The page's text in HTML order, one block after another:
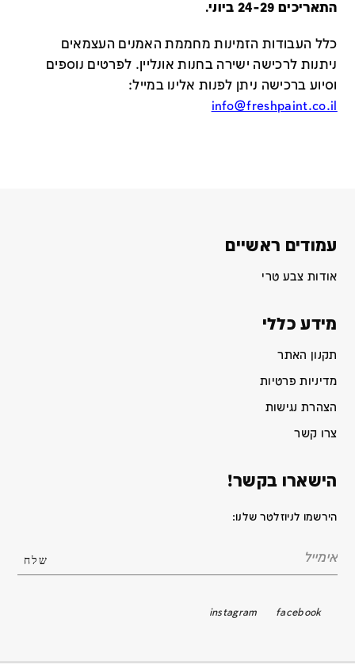
התאריכים 24-29 ביוני.
כלל העבודות הזמינות מחממת האמנים העצמאים
ניתנות לרכישה ישירה בחנות אונליין. לפרטים נוספים
וסיוע ברכישה ניתן לפנות אלינו במייל:
info@freshpaint.co.il
עמודים ראשיים
אודות צבע טרי
מידע כללי
תקנון האתר
מדיניות פרטיות
הצהרת נגישות
צרו קשר
הישארו בקשר!
הירשמו לניוזלטר שלנו:
facebook
instagram